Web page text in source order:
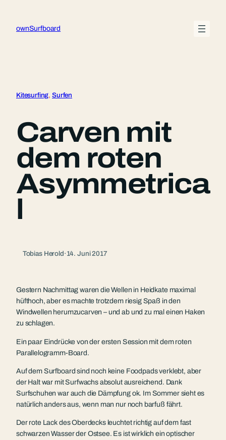
springen
ownSurfboard
Kitesurfing, Surfen
Carven mit
dem roten
Asymmetrica
l
Tobias Herold· 14. Juni 2017
Gestern Nachmittag waren die Wellen in Heidkate maximal
hüfthoch, aber es machte trotzdem riesig Spaß in den
Windwellen herumzucarven – und ab und zu mal einen Haken
zu schlagen.
Ein paar Eindrücke von der ersten Session mit dem roten
Parallelogramm-Board.
Auf dem Surfboard sind noch keine Foodpads verklebt, aber
der Halt war mit Surfwachs absolut ausreichend. Dank
Surfschuhen war auch die Dämpfung ok. Im Sommer sieht es
natürlich anders aus, wenn man nur noch barfuß fährt.
Der rote Lack des Oberdecks leuchtet richtig auf dem fast
schwarzen Wasser der Ostsee. Es ist wirklich ein optischer